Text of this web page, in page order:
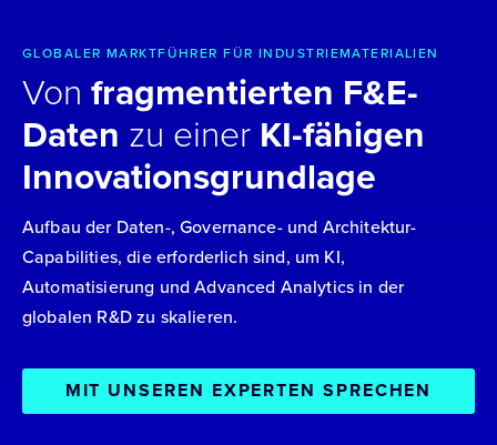
GLOBALER MARKTFÜHRER FÜR INDUSTRIEMATERIALIEN
Von fragmentierten F&E-
Daten zu einer KI-fähigen
Innovationsgrundlage
Aufbau der Daten-, Governance- und Architektur-
Capabilities, die erforderlich sind, um KI,
Automatisierung und Advanced Analytics in der
globalen R&D zu skalieren.
MIT UNSEREN EXPERTEN SPRECHEN